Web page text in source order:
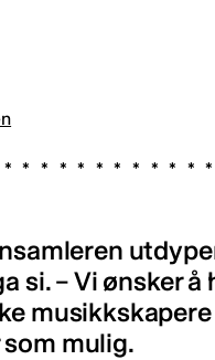
si. – Vi ønsker å
mulig.